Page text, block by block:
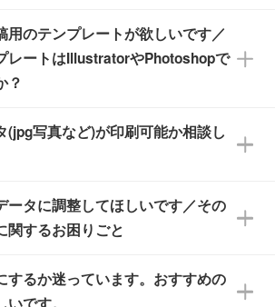
く営業日換算です。
追加日数がかかります。
なくても安心です。
作成サービス
、弊社にて無料でデザインデー
します。
、CLIP STUDIOなどのデ
こだわりのデザインを作成した
ータ入稿
ームにアップロードしてご入稿
豊富なスタッフがデータに不備
クし、お客様と確認してから印
で、ご安心ください。
用のテンプレートが欲しいです／
レートはIllustratorやPhotoshopで
？
用テンプレートのご用意があり
ージの『印刷方法・テンプレー
レートはPDF形式ですが、
で開いてご利用いただけ
ださい。
(jpg写真など)が印刷可能か相談し
ータ・解像度かどうか、担当ス
確認いたします。
くか、担当スタッフ宛にメール
い。
ータに調整してほしいです／その
関するお困りごと
困りの際には、担当スタッフが
するか迷っています。おすすめの